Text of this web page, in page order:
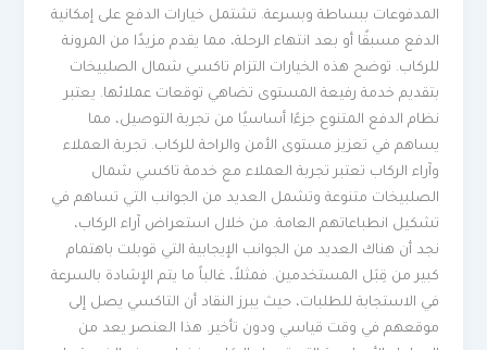
المدفوعات ببساطة وبسرعة. تشتمل خيارات الدفع على إمكانية
الدفع مسبقًا أو بعد انتهاء الرحلة، مما يقدم مزيدًا من المرونة
للركاب. توضح هذه الخيارات التزام تاكسي شمال الصلبيخات
بتقديم خدمة رفيعة المستوى تضاهي توقعات عملائها. يعتبر
نظام الدفع المتنوع جزءًا أساسيًا من تجربة التوصيل، مما
يساهم في تعزيز مستوى الأمن والراحة للركاب. تجربة العملاء
وآراء الركاب تعتبر تجربة العملاء مع خدمة تاكسي شمال
الصلبيخات متنوعة وتشمل العديد من الجوانب التي تساهم في
تشكيل انطباعاتهم العامة. من خلال استعراض آراء الركاب،
نجد أن هناك العديد من الجوانب الإيجابية التي قوبلت باهتمام
كبير من قِبَل المستخدمين. فمثلاً، غالباً ما يتم الإشادة بالسرعة
في الاستجابة للطلبات، حيث يبرز النقاد أن التاكسي يصل إلى
موقعهم في وقت قياسي ودون تأخير. هذا العنصر يعد من